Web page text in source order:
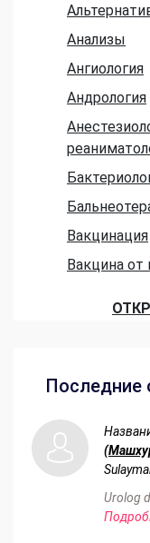
Анализы
Ангиология
Андрология
Вакцинация
Вакцина от
Последние
Urolog